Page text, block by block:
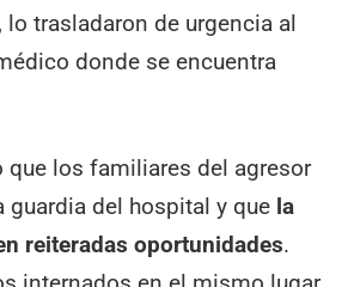
lo trasladaron de urgencia al
donde se encuentra
que los familiares del agresor
guardia del hospital y que la
reiteradas oportunidades.